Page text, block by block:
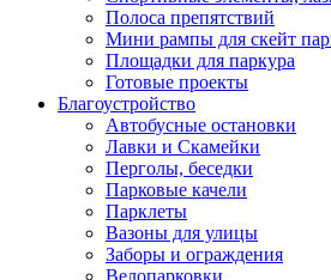
Полоса препятствий
Мини рампы для скейт
Площадки для паркура
Готовые проекты
Благоустройство
Автобусные остановки
Лавки и Скамейки
Перголы, беседки
Парковые качели
Парклеты
Вазоны для улицы
Заборы и ограждения
Велопарковки